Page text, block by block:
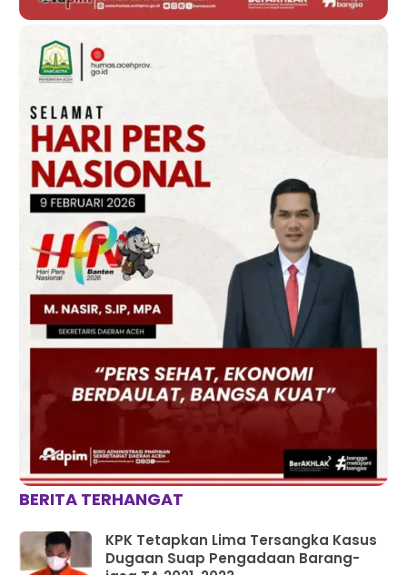
BERITA TERHANGAT
KPK Tetapkan Lima Tersangka Kasus
Dugaan Suap Pengadaan Barang-